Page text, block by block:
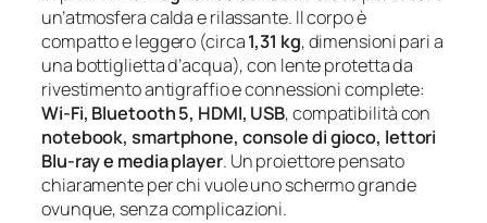
un’atmosfera calda e rilassante. Il corpo è
compatto e leggero (circa1,31 kg, dimensioni pari a
una bottiglietta d’acqua), con lente protetta da
rivestimento antigraffio e connessioni complete:
Wi‑Fi, Bluetooth 5, HDMI, USB, compatibilità con
notebook, smartphone, console di gioco, lettori
Blu‑ray e media player. Un proiettore pensato
chiaramente per chi vuole uno schermo grande
ovunque, senza complicazioni.